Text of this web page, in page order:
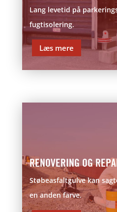
Lang levetid på
fugtisolering.
Læs mere
RENOVERING OG
Støbeasfaltgulve kan
en anden farve.